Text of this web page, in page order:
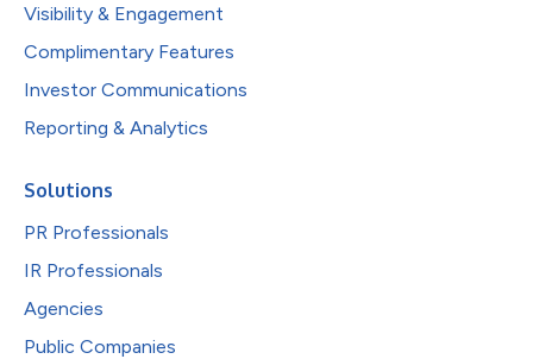
Visibility & Engagement
Complimentary Features
Investor Communications
Reporting & Analytics
Solutions
PR Professionals
IR Professionals
Agencies
Public Companies